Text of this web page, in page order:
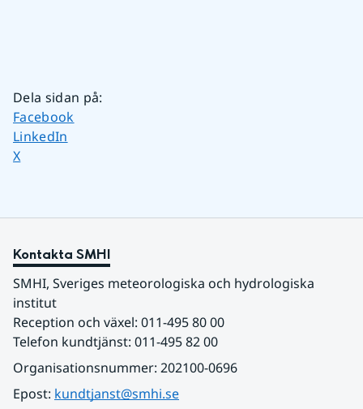
Dela sidan på:
Dela sidan på
Facebook
Dela sidan på
LinkedIn
Dela sidan på
X
Kontakta SMHI
SMHI, Sveriges meteorologiska och hydrologiska
institut
Reception och växel: 011-495 80 00
Telefon kundtjänst: 011-495 82 00
Organisationsnummer: 202100-0696
Epost: kundtjanst@smhi.se